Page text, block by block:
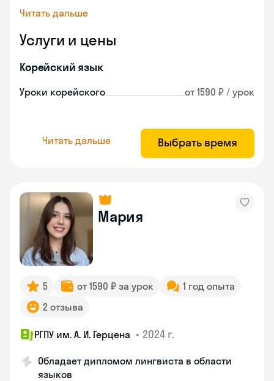
Читать дальше
Услуги и цены
Корейский язык
Уроки корейского от 1590 ₽ / урок
Читать дальше Выбрать время
Мария
5 от 1590 ₽ за урок
1 год опыта
2 отзыва
РГПУ им. А. И. Герцена • 2024 г.
Обладает дипломом лингвиста в области
языков